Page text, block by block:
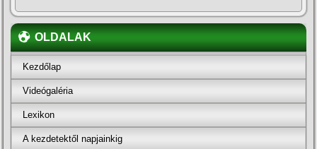
OLDALAK
Kezdőlap
Videógaléria
Lexikon
A kezdetektől napjainkig